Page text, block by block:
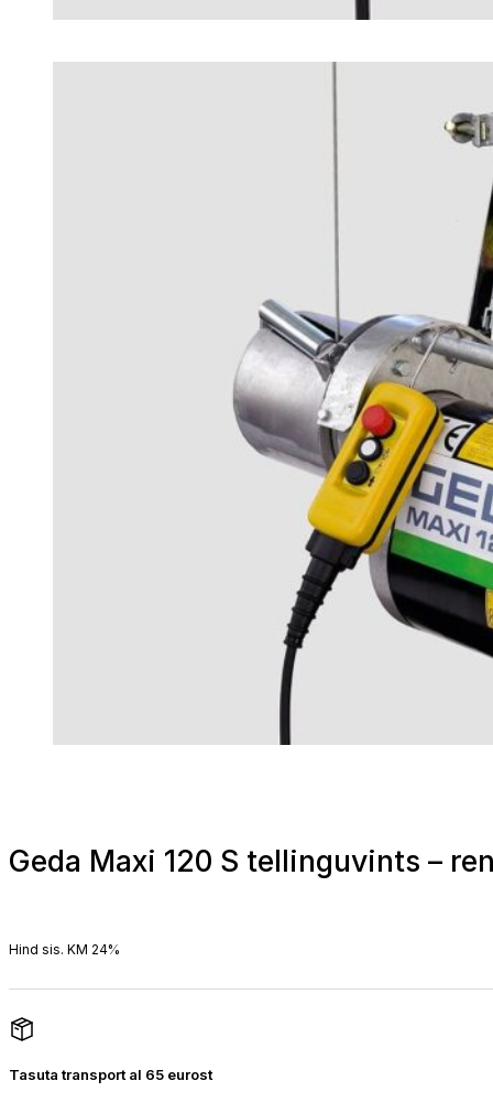
Geda Maxi 120 S tellinguvints –
Hind sis. KM 24%
Tasuta transport al 65 eurost